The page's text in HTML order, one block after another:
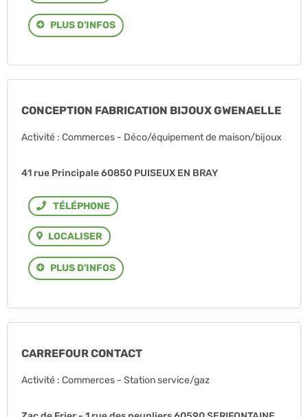
PLUS D'INFOS
CONCEPTION FABRICATION BIJOUX GWENAELLE
Activité : Commerces - Déco/équipement de maison/bijoux
41 rue Principale 60850 PUISEUX EN BRAY
Téléphone
LOCALISER
PLUS D'INFOS
CARREFOUR CONTACT
Activité : Commerces - Station service/gaz